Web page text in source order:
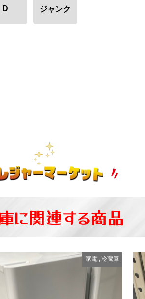
D ジャンク
に関連する商品
家電, 冷蔵庫